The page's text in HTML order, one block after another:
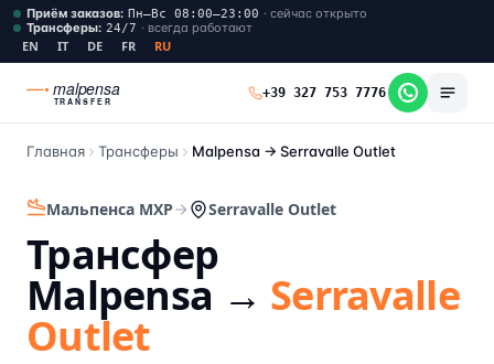
Приём заказов: Пн–Вс 08:00–23:00 · сейчас открыто
Трансферы: 24/7 · всегда работают
EN IT DE FR RU
malpensa
TRANSFER
+39 327 753 7776
Главная Трансферы Malpensa → Serravalle Outlet
Мальпенса MXP Serravalle Outlet
Трансфер
Malpensa → Serravalle
Outlet